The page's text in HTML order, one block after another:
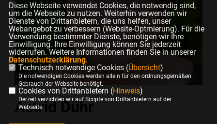
Astrid Dühr
Diese Webseite verwendet Cookies, die notwendig sind,
um die Webseite zu nutzen. Weiterhin verwenden wir
Dienste von Drittanbietern, die uns helfen, unser
Webangebot zu verbessern (Website-Optmierung). Für die
Verwendung bestimmter Dienste, benötigen wir Ihre
Einwilligung. Ihre Einwilligung können Sie jederzeit
widerrufen. Weitere Informationen finden Sie in unserer
Datenschutzerklärung.
Technisch notwendige Cookies (Übersicht)
Die notwendigen Cookies werden allein für den ordnungsgemäßen
Gebrauch der Webseite benötigt.
Cookies von Drittanbietern (Hinweis)
Derzeit verzichten wir auf Scripte von Drittanbietern auf der
Webseite.